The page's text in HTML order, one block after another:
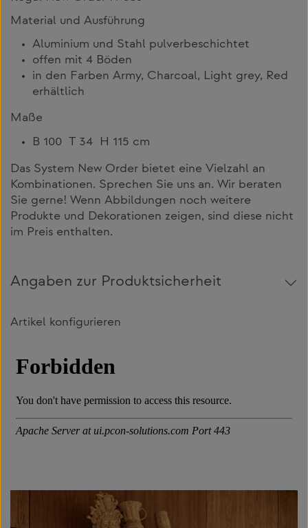
Material und Ausführung
Aluminium und Stahl pulverbeschichtet
offen mit 4 Böden
in den Farben Army, Charcoal, Light grey, Red
erhältlich
Maße
B 100 T 34 H 115 cm
Das System New Order bietet eine Vielzahl an
Kombinationen. Sprechen Sie uns an. Wir beraten
Sie gerne! Wenn Abbildungen noch weitere
Produkte und Dekorationen zeigen, sind diese nicht
im Preis enthalten.
Angaben zur Produktsicherheit
Artikel konfigurieren